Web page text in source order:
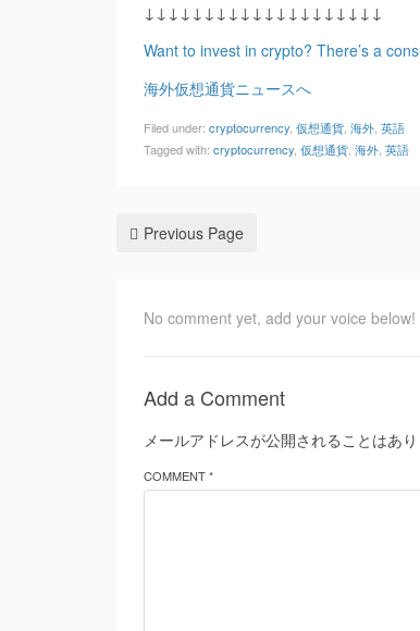
↓↓↓↓↓↓↓↓↓↓↓↓↓↓↓↓↓↓↓↓
Want to invest in crypto? There’s a
海外仮想通貨ニュースへ
Filed under: cryptocurrency 仮想通貨 海外 英語
Tagged with: cryptocurrency 仮想通貨 海外 英語
Previous Page
No comment yet, add your voice below!
Add a Comment
メールアドレスが公開されることはあり
COMMENT *